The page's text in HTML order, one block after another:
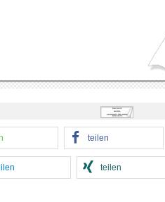
teilen
teilen